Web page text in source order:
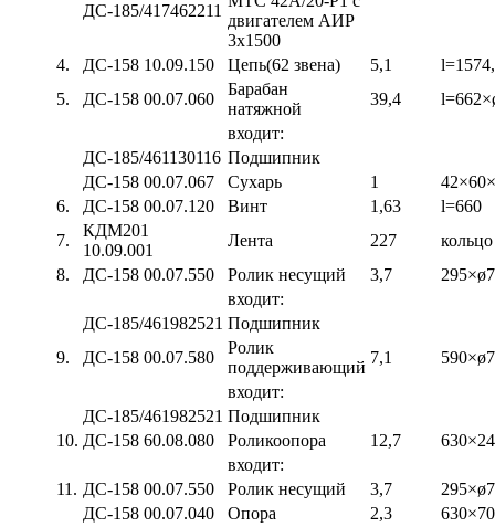
ДС-185/417462211
двигателем АИР
3х1500
4.
ДС-158 10.09.150 Цепь(62 звена) 5,1
5.
ДС-158 00.07.060
Барабан
натяжной
39,4
входит:
ДС-185/461130116 Подшипник
ДС-158 00.07.067
Сухарь 1
6.
ДС-158 00.07.120 Винт 1,63
l=660
7.
КДМ201
10.09.001
Лента 227
8.
ДС-158 00.07.550 Ролик несущий 3,7
входит:
ДС-185/461982521 Подшипник
9.
ДС-158 00.07.580
Ролик
поддерживающий
7,1
входит:
ДС-185/461982521 Подшипник
10. ДС-158 60.08.080 Роликоопора 12,7
входит:
11. ДС-158 00.07.550 Ролик несущий 3,7
ДС-158 00.07.040
Опора 2,3